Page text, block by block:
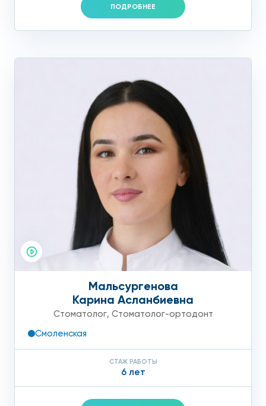
ПОДРОБНЕЕ
Мальсургенова
Карина Асланбиевна
Стоматолог, Стоматолог-ортодонт
Смоленская
СТАЖ РАБОТЫ
6 лет